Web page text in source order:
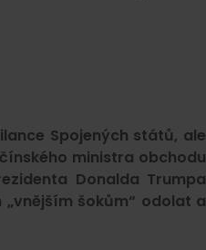
Spojených států, ale
ministra obchodu
Donalda Trumpa
šokům“ odolat a